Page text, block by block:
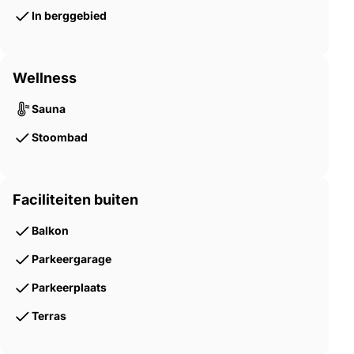
– Fiss – Innsbruck – 90 km – 1 uur rijden
– Fiss – Milaan – 279 km – 4,5 uur rijden
In berggebied
Wellness
Sauna
Stoombad
Faciliteiten buiten
Balkon
Parkeergarage
Parkeerplaats
Terras